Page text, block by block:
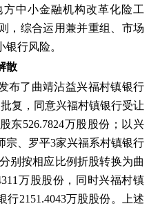
中小金融机构改革化险工
，综合运用兼并重组、市场
行风险。
散
布了曲靖沾益兴福村镇银行
复，同意兴福村镇银行受让
东526.7824万股股份；以兴
宗、罗平3家兴福系村镇银行
别按相应比例折股转换为曲
万股股份，同时兴福村镇
2151.4043万股股份。上述